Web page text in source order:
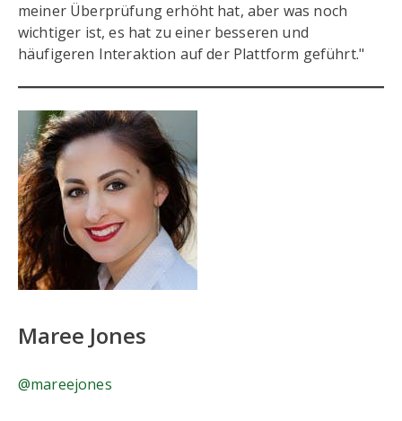
meiner Überprüfung erhöht hat, aber was noch
wichtiger ist, es hat zu einer besseren und
häufigeren Interaktion auf der Plattform geführt."
Maree Jones
@mareejones